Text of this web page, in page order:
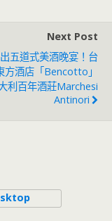
Next Post
五道式美酒晚宴！台
方酒店「Bencotto」
利百年酒莊Marchesi
Antinori